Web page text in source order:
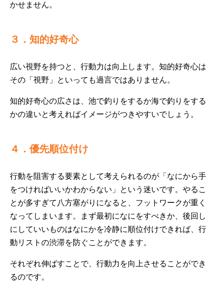
かせません。
３．知的好奇心
広い視野を持つと、行動力は向上します。知的好奇心は
その「視野」といっても過言ではありません。
知的好奇心の広さは、池で釣りをするか海で釣りをする
かの違いと考えればイメージがつきやすいでしょう。
４．優先順位付け
行動を阻害する要素として考えられるのが「なにから手
をつければいいかわからない」という迷いです。やるこ
とが多すぎて八方塞がりになると、フットワークが重く
なってしまいます。まず最初になにをすべきか、後回し
にしていいものはなにかを冷静に順位付けできれば、行
動リストの渋滞を防ぐことができます。
それぞれ伸ばすことで、行動力を向上させることができ
るのです。